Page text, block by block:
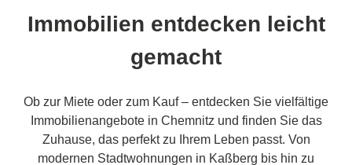
Immobilien entdecken leicht
gemacht
Ob zur Miete oder zum Kauf – entdecken Sie vielfältige
Immobilienangebote in Chemnitz und finden Sie das
Zuhause, das perfekt zu Ihrem Leben passt. Von
modernen Stadtwohnungen in Kaßberg bis hin zu